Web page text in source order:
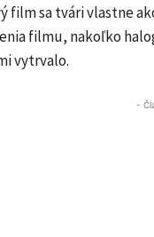
film sa tvári vlastne
filmu, nakoľko
vytrvalo.
-